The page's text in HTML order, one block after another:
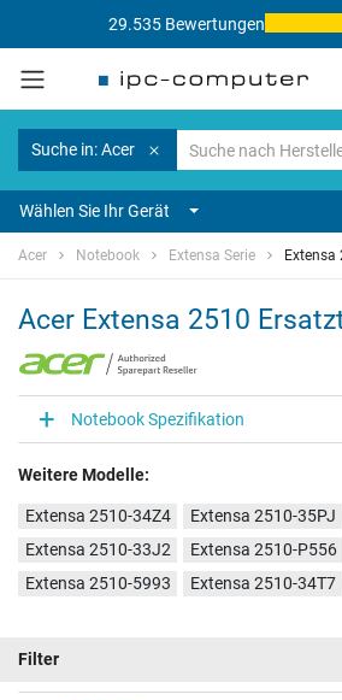
29.535 Bewertungen
Suche in: Acer
Wählen Sie Ihr Gerät
Acer Notebook Extensa Serie Extensa
Acer Extensa 2510
Notebook Spezifikation
Weitere Modelle:
Extensa 2510-34Z4 Extensa 2510-35PJ
Extensa 2510-33J2
Extensa 2510-P556
Extensa 2510-5993
Extensa 2510-34T7
Filter